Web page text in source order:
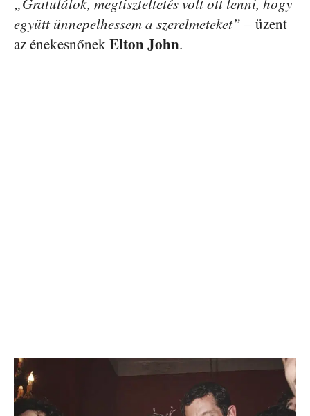
együtt ünnepelhessem a szerelmeteket” – üzent
az énekesnőnekElton John.